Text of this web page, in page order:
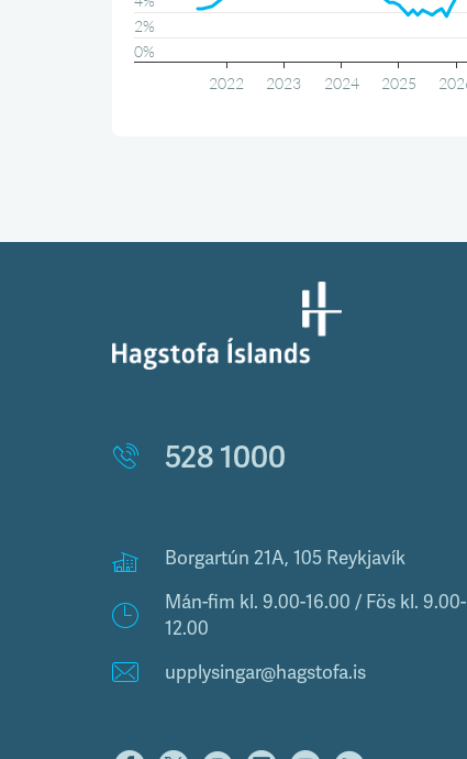
528 1000
Borgartún 21A, 105 Reykjavík
Mán-fim kl. 9.00-16.00 / Fös kl. 9.00-
12.00
upplysingar@hagstofa.is